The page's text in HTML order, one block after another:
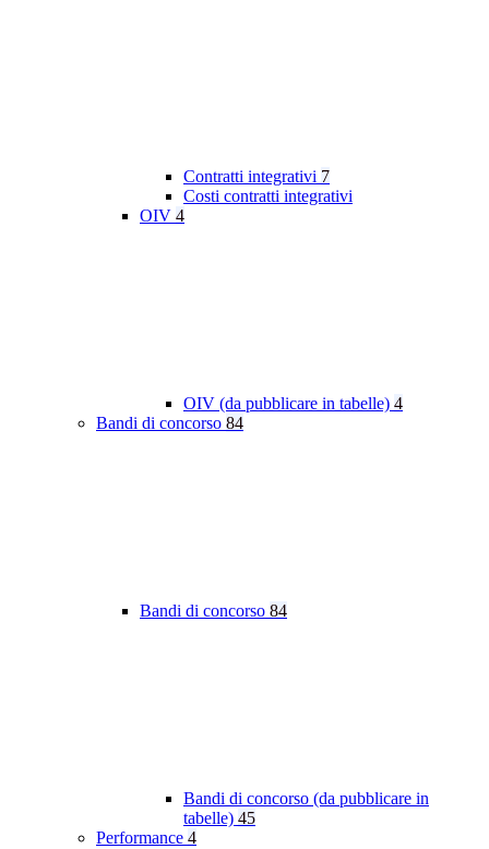
Contratti integrativi 7
Costi contratti integrativi
OIV 4
OIV (da pubblicare in tabelle) 4
Bandi di concorso 84
Bandi di concorso 84
Bandi di concorso (da pubblicare in
tabelle) 45
Performance 4